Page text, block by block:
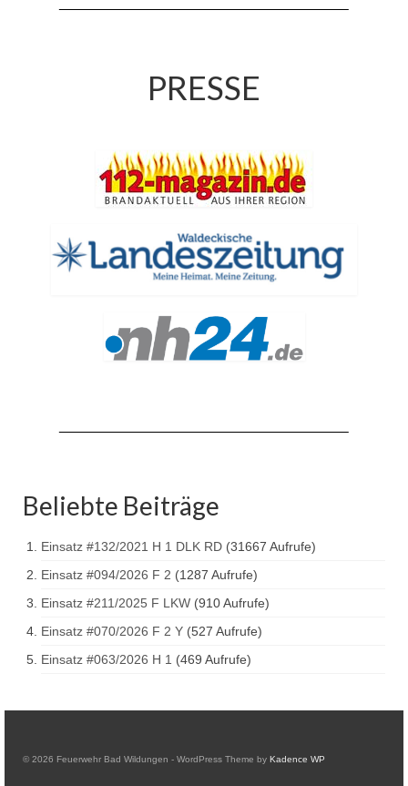
Fahrzeuge & Technik
Einsatzfahrzeuge
Hilfeleistungslöschgruppenfahrzeug HLF
Rüstwagen RW 1
Gerätewagen Logistik GW-L 2
Tanklöschfahrzeug TLF 16/24 Tr
Gerätewagen Gefahrgut GW-G
Kommandowagen KdoW
PRESSE
Beliebte Beiträge
Einsatz #132/2021 H 1 DLK RD (31667 Aufrufe)
Einsatz #094/2026 F 2 (1287 Aufrufe)
Einsatz #211/2025 F LKW (910 Aufrufe)
Einsatz #070/2026 F 2 Y (527 Aufrufe)
Einsatz #063/2026 H 1 (469 Aufrufe)
© 2026 Feuerwehr Bad Wildungen - WordPress Theme by Kadence WP